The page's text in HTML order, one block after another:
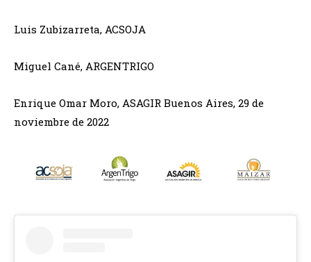
Luis Zubizarreta, ACSOJA
Miguel Cané, ARGENTRIGO
Enrique Omar Moro, ASAGIR Buenos Aires, 29 de
noviembre de 2022